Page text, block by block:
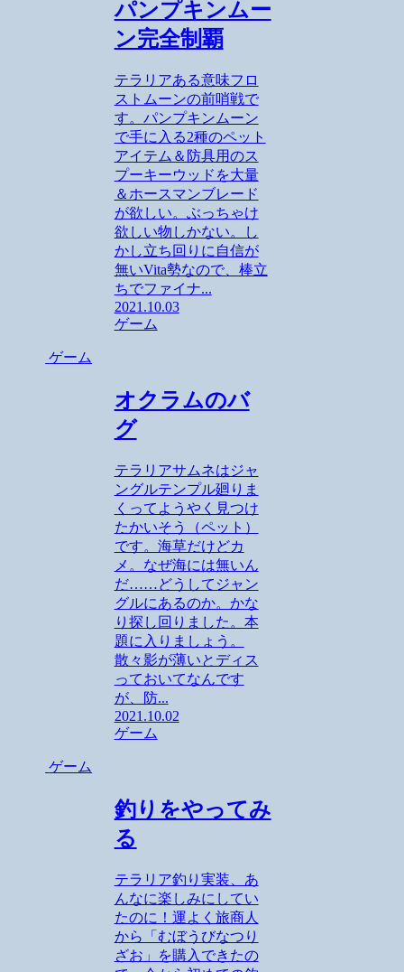
パンプキンムー
ン完全制覇
テラリアある意味フロ
ストムーンの前哨戦で
す。パンプキンムーン
で手に入る2種のペット
アイテム＆防具用のス
プーキーウッドを大量
＆ホースマンブレード
が欲しい。ぶっちゃけ
欲しい物しかない。し
かし立ち回りに自信が
無いVita勢なので、棒立
ちでファイナ...
2021.10.03
ゲーム
ゲーム
オクラムのバ
グ
テラリアサムネはジャ
ングルテンプル廻りま
くってようやく見つけ
たかいそう（ペット）
です。海草だけどカ
メ。なぜ海には無いん
だ……どうしてジャン
グルにあるのか。かな
り探し回りました。本
題に入りましょう。
散々影が薄いとディス
っておいてなんです
が、防...
2021.10.02
ゲーム
ゲーム
釣りをやってみ
る
テラリア釣り実装、あ
んなに楽しみにしてい
たのに！運よく旅商人
から「むぼうびなつり
ざお」を購入できたの